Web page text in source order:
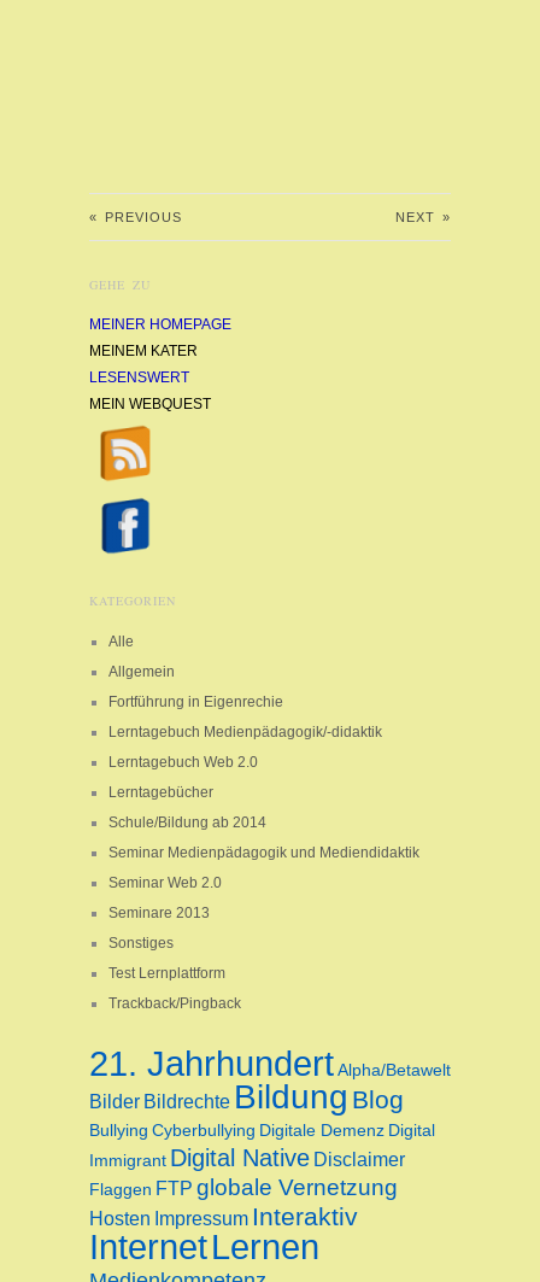
« PREVIOUS NEXT »
GEHE ZU
MEINER HOMEPAGE
MEINEM KATER
LESENSWERT
MEIN WEBQUEST
KATEGORIEN
Alle
Allgemein
Fortführung in Eigenrechie
Lerntagebuch Medienpädagogik/-didaktik
Lerntagebuch Web 2.0
Lerntagebücher
Schule/Bildung ab 2014
Seminar Medienpädagogik und Mediendidaktik
Seminar Web 2.0
Seminare 2013
Sonstiges
Test Lernplattform
Trackback/Pingback
21. JahrhundertAlpha/Betawelt
Bilder Bildrechte Bildung Blog
Bullying Cyberbullying Digitale Demenz Digital
Immigrant Digital Native Disclaimer
Flaggen FTP globale Vernetzung
Hosten Impressum Interaktiv
InternetLernen